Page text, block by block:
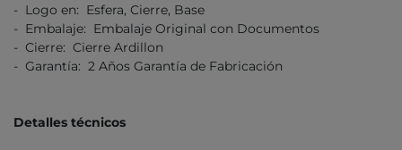
- Logo en: Esfera, Cierre, Base
- Embalaje: Embalaje Original con Documentos
- Cierre: Cierre Ardillon
- Garantía: 2 Años Garantía de Fabricación
Detalles técnicos